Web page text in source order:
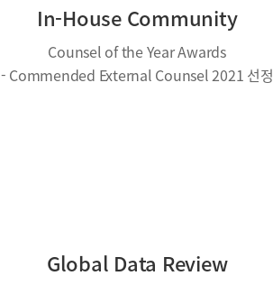
In-House Community
Counsel of the Year Awards
- Commended External Counsel 2021 선정
Global Data Review